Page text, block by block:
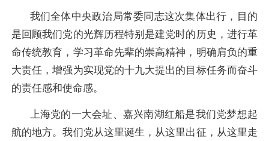
我们全体中央政治局常委同志这次集体出行，目的
是回顾我们党的光辉历程特别是建党时的历史，进行革
命传统教育，学习革命先辈的崇高精神，明确肩负的重
大责任，增强为实现党的十九大提出的目标任务而奋斗
的责任感和使命感。
上海党的一大会址、嘉兴南湖红船是我们党梦想起
航的地方。我们党从这里诞生，从这里出征，从这里走